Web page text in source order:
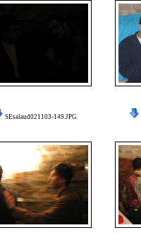
SEsalaud021103-149.JPG